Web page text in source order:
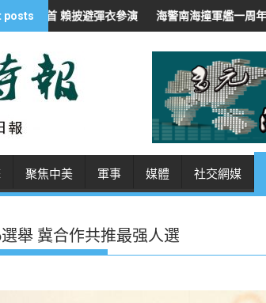
posts
演 海警南海撞軍艦一周年 兩殉職武警身分曝光
聚焦中美 軍事 媒體 社交網媒
舉 冀合作共推最强人選